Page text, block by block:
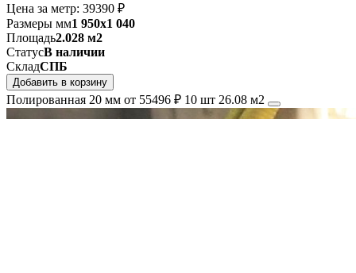
Цена за метр: 39390 ₽
Размеры мм1 950x1 040
Площадь2.028 м2
СтатусВ наличии
СкладСПБ
Добавить в корзину
Полированная 20 мм от 55496 ₽ 10 шт 26.08 м2